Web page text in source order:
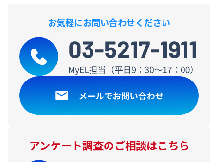
お気軽にお問い合わせください
アンケート調査のご相談はこちら